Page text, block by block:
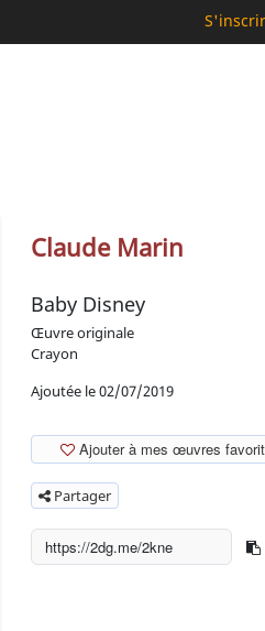
Claude Marin
Baby Disney
Œuvre originale
Crayon
Ajoutée le 02/07/2019
Ajouter à mes œuvres
Partager